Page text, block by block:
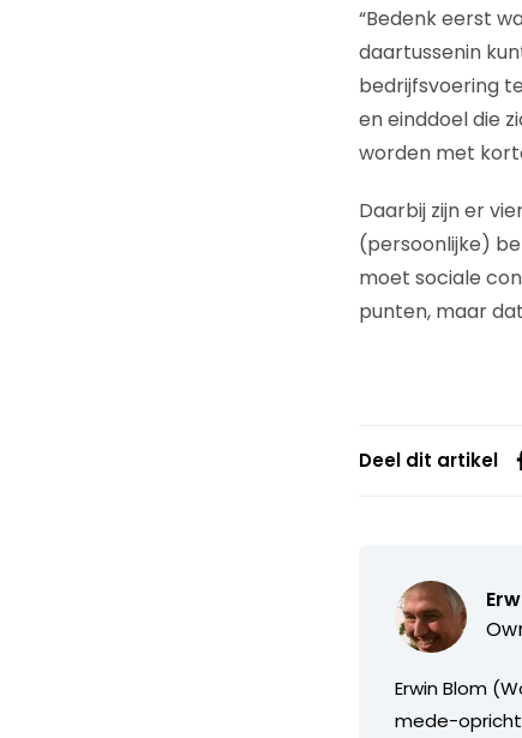
“Bedenk eerst
daartussenin
bedrijfsvoering
en einddoel die
worden met
Daarbij zijn er
(persoonlijke)
moet sociale
punten, maar
Deel dit artikel
Erwin Blom
mede-